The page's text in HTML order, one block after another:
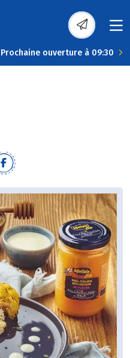
Prochaine ouverture à 09:30